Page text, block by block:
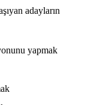
adayların
yapmak